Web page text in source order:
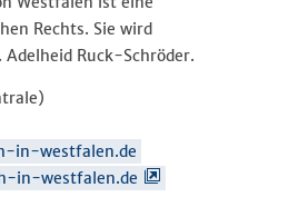
Rechts. Sie wird
Ruck-Schröder.
in-westfalen.de
in-westfalen.de